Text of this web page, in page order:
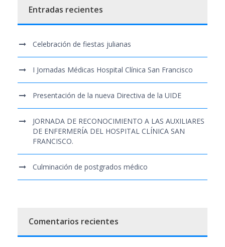
Entradas recientes
Celebración de fiestas julianas
I Jornadas Médicas Hospital Clínica San Francisco
Presentación de la nueva Directiva de la UIDE
JORNADA DE RECONOCIMIENTO A LAS AUXILIARES
DE ENFERMERÍA DEL HOSPITAL CLÍNICA SAN
FRANCISCO.
Culminación de postgrados médico
Comentarios recientes